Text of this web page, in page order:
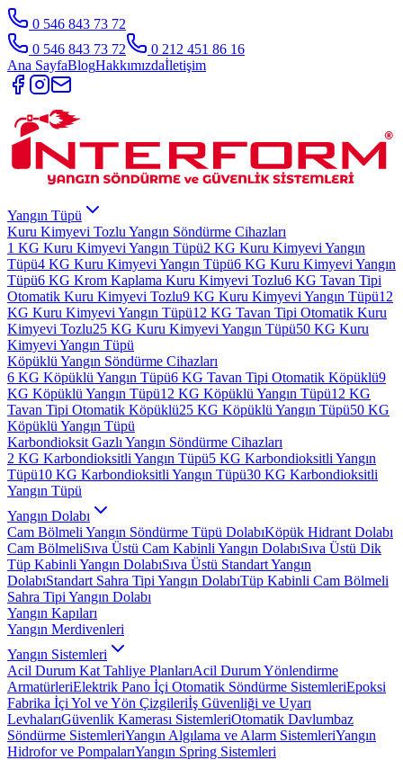
0 546 843 73 72
0 546 843 73 72
0 212 451 86 16
Ana SayfaBlogHakkımızdaİletişim
Yangın Tüpü
Kuru Kimyevi Tozlu Yangın Söndürme Cihazları
1 KG Kuru Kimyevi Yangın Tüpü2 KG Kuru Kimyevi Yangın
Tüpü4 KG Kuru Kimyevi Yangın Tüpü6 KG Kuru Kimyevi Yangın
Tüpü6 KG Krom Kaplama Kuru Kimyevi Tozlu6 KG Tavan Tipi
Otomatik Kuru Kimyevi Tozlu9 KG Kuru Kimyevi Yangın Tüpü12
KG Kuru Kimyevi Yangın Tüpü12 KG Tavan Tipi Otomatik Kuru
Kimyevi Tozlu25 KG Kuru Kimyevi Yangın Tüpü50 KG Kuru
Kimyevi Yangın Tüpü
Köpüklü Yangın Söndürme Cihazları
6 KG Köpüklü Yangın Tüpü6 KG Tavan Tipi Otomatik Köpüklü9
KG Köpüklü Yangın Tüpü12 KG Köpüklü Yangın Tüpü12 KG
Tavan Tipi Otomatik Köpüklü25 KG Köpüklü Yangın Tüpü50 KG
Köpüklü Yangın Tüpü
Karbondioksit Gazlı Yangın Söndürme Cihazları
2 KG Karbondioksitli Yangın Tüpü5 KG Karbondioksitli Yangın
Tüpü10 KG Karbondioksitli Yangın Tüpü30 KG Karbondioksitli
Yangın Tüpü
Yangın Dolabı
Cam Bölmeli Yangın Söndürme Tüpü DolabıKöpük Hidrant Dolabı
Cam BölmeliSıva Üstü Cam Kabinli Yangın DolabıSıva Üstü Dik
Tüp Kabinli Yangın DolabıSıva Üstü Standart Yangın
DolabıStandart Sahra Tipi Yangın DolabıTüp Kabinli Cam Bölmeli
Sahra Tipi Yangın Dolabı
Yangın Kapıları
Yangın Merdivenleri
Yangın Sistemleri
Acil Durum Kat Tahliye PlanlarıAcil Durum Yönlendirme
ArmatürleriElektrik Pano İçi Otomatik Söndürme SistemleriEpoksi
Fabrika İçi Yol ve Yön Çizgileriİş Güvenliği ve Uyarı
LevhalarıGüvenlik Kamerası SistemleriOtomatik Davlumbaz
Söndürme SistemleriYangın Algılama ve Alarm SistemleriYangın
Hidrofor ve PompalarıYangın Spring Sistemleri